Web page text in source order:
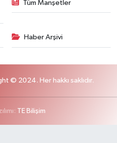
Tüm Manşetler
Haber Arşivi
© 2024. Her hakkı saklıdır.
TE Bilişim